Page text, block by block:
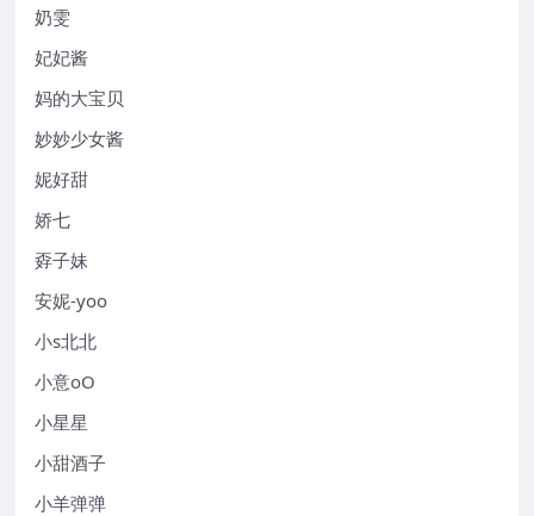
奶雯
妃妃酱
妈的大宝贝
妙妙少女酱
妮好甜
娇七
孬子妹
安妮-yoo
小s北北
小意oO
小星星
小甜酒子
小羊弹弹